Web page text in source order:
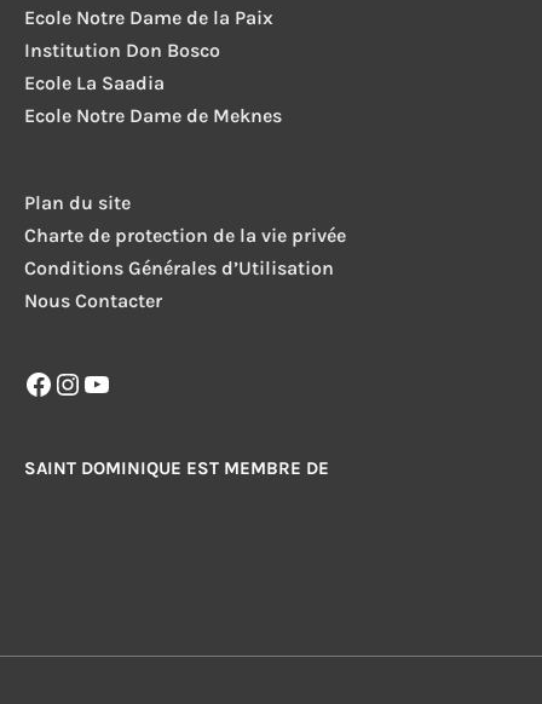
Ecole Notre Dame de la Paix
Institution Don Bosco
Ecole La Saadia
Ecole Notre Dame de Meknes
Plan du site
Charte de protection de la vie privée
Conditions Générales d’Utilisation
Nous Contacter
Facebook
Instagram
YouTube
SAINT DOMINIQUE EST MEMBRE DE